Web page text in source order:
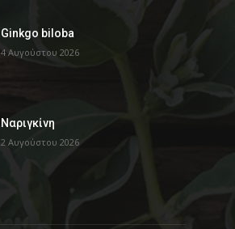
Ginkgo biloba
4 Αυγούστου 2026
Ναριγκίνη
2 Αυγούστου 2026